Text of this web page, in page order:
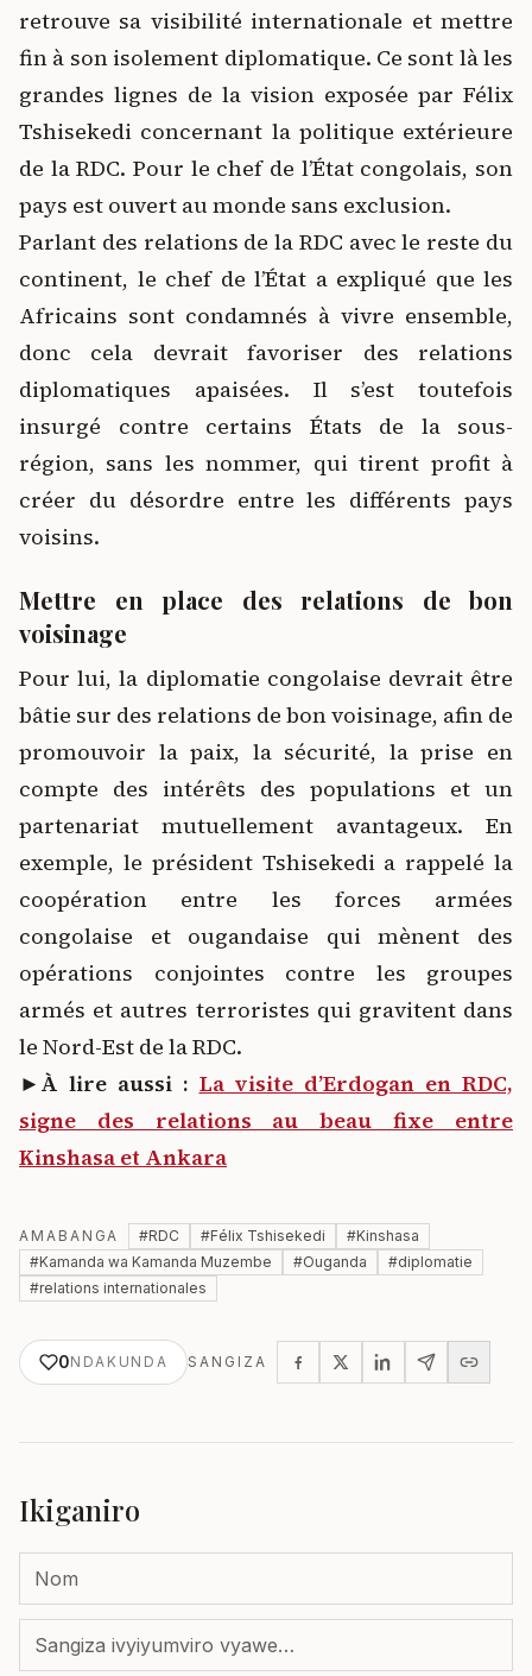
retrouve sa visibilité internationale et mettre
fin à son isolement diplomatique. Ce sont là les
grandes lignes de la vision exposée par Félix
Tshisekedi concernant la politique extérieure
de la RDC. Pour le chef de l’État congolais, son
pays est ouvert au monde sans exclusion.
Parlant des relations de la RDC avec le reste du
continent, le chef de l’État a expliqué que les
Africains sont condamnés à vivre ensemble,
donc cela devrait favoriser des relations
diplomatiques apaisées. Il s’est toutefois
insurgé contre certains États de la sous-
région, sans les nommer, qui tirent profit à
créer du désordre entre les différents pays
voisins.
Mettre en place des relations de bon
voisinage
Pour lui, la diplomatie congolaise devrait être
bâtie sur des relations de bon voisinage, afin de
promouvoir la paix, la sécurité, la prise en
compte des intérêts des populations et un
partenariat mutuellement avantageux. En
exemple, le président Tshisekedi a rappelé la
coopération entre les forces armées
congolaise et ougandaise qui mènent des
opérations conjointes contre les groupes
armés et autres terroristes qui gravitent dans
le Nord-Est de la RDC.
►À lire aussi : La visite d’Erdogan en RDC,
signe des relations au beau fixe entre
Kinshasa et Ankara
AMABANGA #RDC #Félix Tshisekedi #Kinshasa
#Kamanda wa Kamanda Muzembe #Ouganda #diplomatie
#relations internationales
0NDAKUNDA SANGIZA
Ikiganiro